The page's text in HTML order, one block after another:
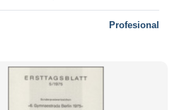
Profesional